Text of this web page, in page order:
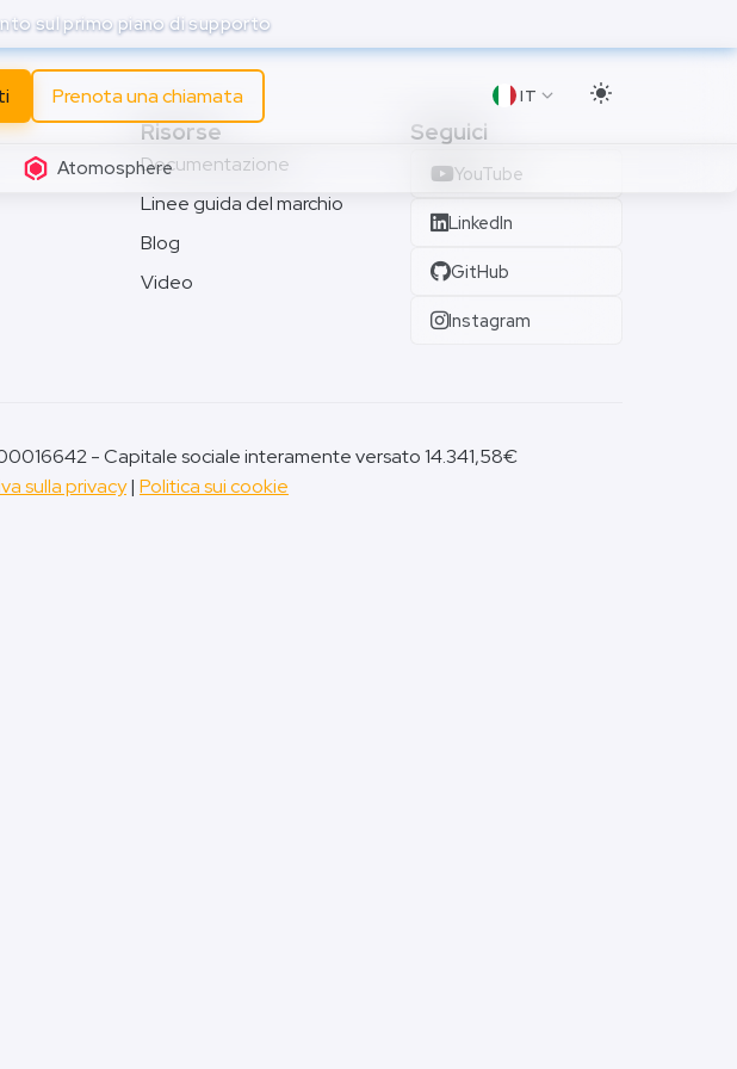
sul primo piano di supporto
Prenota una chiamata
Atomosphere
IT
Risorse
Documentazione
Linee guida del marchio
Blog
Video
Seguici
YouTube
LinkedIn
GitHub
Instagram
- Capitale sociale interamente versato 14.341,58€
sulla privacy| Politica sui cookie